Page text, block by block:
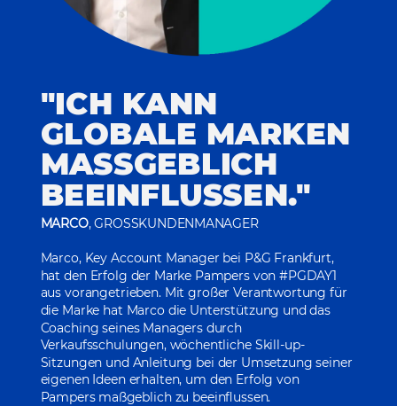
"ICH KANN
GLOBALE MARKEN
MASSGEBLICH
BEEINFLUSSEN."
MARCO, GROSSKUNDENMANAGER
Marco, Key Account Manager bei P&G Frankfurt,
hat den Erfolg der Marke Pampers von #PGDAY1
aus vorangetrieben. Mit großer Verantwortung für
die Marke hat Marco die Unterstützung und das
Coaching seines Managers durch
Verkaufsschulungen, wöchentliche Skill-up-
Sitzungen und Anleitung bei der Umsetzung seiner
eigenen Ideen erhalten, um den Erfolg von
Pampers maßgeblich zu beeinflussen.